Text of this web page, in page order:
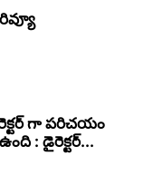
గా పరిచయం
: డైరెక్టర్...